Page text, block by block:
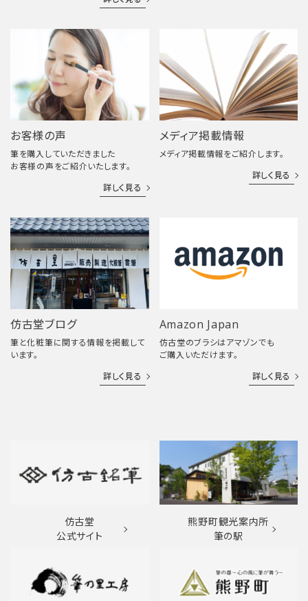
お客様の声
筆を購入していただきました
お客様の声をご紹介いたします。
詳しく見る
メディア掲載情報
メディア掲載情報をご紹介します。
詳しく見る
仿古堂ブログ
筆と化粧筆に関する情報を掲載して
います。
詳しく見る
Amazon Japan
仿古堂のブラシはアマゾンでも
ご購入いただけます。
詳しく見る
仿古堂
公式サイト
熊野町観光案内所
筆の駅